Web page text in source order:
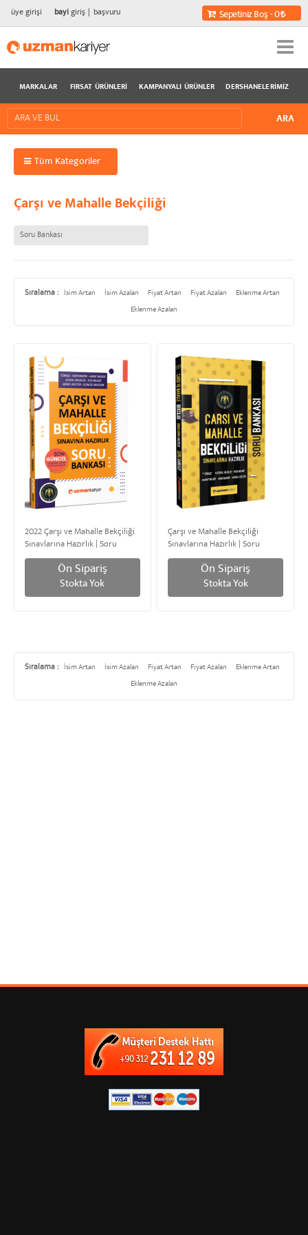
üye girişi bayigiriş başvuru Sepetiniz Boş - 0
MARKALAR FIRSAT ÜRÜNLERI KAMPANYALI ÜRÜNLER DERSHANELERIMIZ
Tüm Kategoriler
Çarşı ve Mahalle Bekçiliği
Soru Bankası
Sıralama : İsim Artan İsim Azalan Fiyat Artan Fiyat Azalan
Eklenme Artan
Eklenme Azalan
2022 Çarşı ve Mahalle Bekçiliği
Sınavlarına Hazırlık | Soru
Bankası
Ön Sipariş
Stokta Yok
Çarşı ve Mahalle Bekçiliği
Sınavlarına Hazırlık | Soru
Bankası
Ön Sipariş
Stokta Yok
Sıralama : İsim Artan İsim Azalan Fiyat Artan Fiyat Azalan
Eklenme Artan
Eklenme Azalan